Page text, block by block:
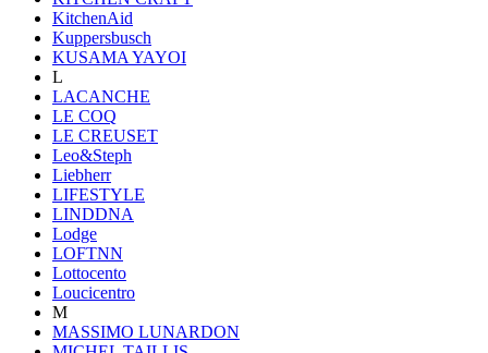
KitchenAid
Kuppersbusch
KUSAMA YAYOI
L
LACANCHE
LE COQ
LE CREUSET
Leo&Steph
Liebherr
LIFESTYLE
LINDDNA
Lodge
LOFTNN
Lottocento
Loucicentro
M
MASSIMO LUNARDON